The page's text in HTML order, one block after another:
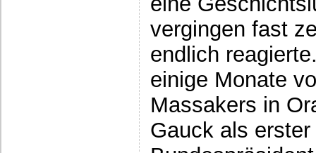
vergingen fast
endlich
einige Monate
Massakers in
Gauck als